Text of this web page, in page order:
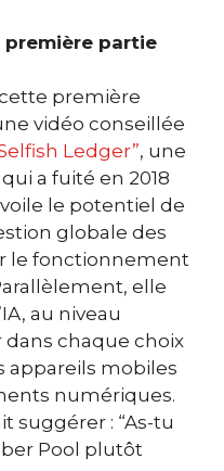
partie
première
vidéo conseillée
Ledger”, une
a fuité en 2018
le potentiel de
globale des
le fonctionnement
elle
au niveau
chaque choix
appareils mobiles
numériques.
suggérer : “As-tu
Pool plutôt